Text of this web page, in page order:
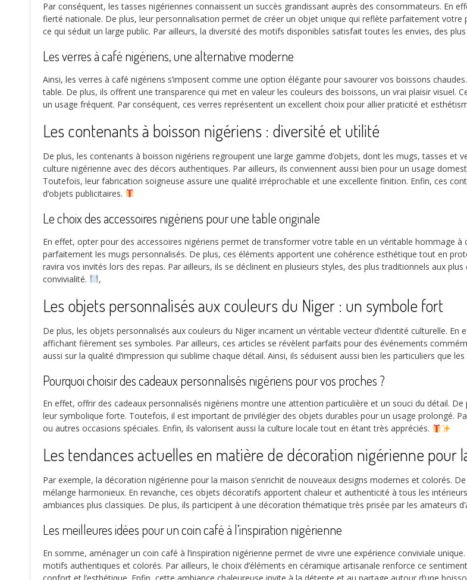
Par conséquent, les tasses nigériennes connaissent un succès grandissant auprès des consommateurs. En
fierté nationale. De plus, leur personnalisation permet de créer un objet unique qui reflète parfaitement
ce qui séduit un large public. Par ailleurs, la diversité des motifs disponibles satisfait toutes les envies, des
Les verres à café nigériens, une alternative moderne
Ainsi, les verres à café nigériens s’imposent comme une option élégante pour savourer vos boissons
table. De plus, ils offrent une transparence qui met en valeur les couleurs des boissons, un vrai plaisir visuel.
un usage fréquent. Par conséquent, ces verres représentent un excellent choix pour allier praticité et
Les contenants à boisson nigériens : diversité et utilité
De plus, les contenants à boisson nigériens regroupent une large gamme d’objets, dont les mugs, tasses et
culture nigérienne avec des décors authentiques. Par ailleurs, ils conviennent aussi bien pour un usage
Toutefois, leur fabrication soigneuse assure une qualité irréprochable et une excellente finition. Enfin, ces
d’objets publicitaires.
Le choix des accessoires nigériens pour une table originale
En effet, opter pour des accessoires nigériens permet de transformer votre table en un véritable hommage
parfaitement les mugs personnalisés. De plus, ces éléments apportent une cohérence esthétique tout en
ravira vos invités lors des repas. Par ailleurs, ils se déclinent en plusieurs styles, des plus traditionnels aux
convivialité.
,
Les objets personnalisés aux couleurs du Niger : un symbole fort
De plus, les objets personnalisés aux couleurs du Niger incarnent un véritable vecteur d’identité culturelle.
affichant fièrement ses symboles. Par ailleurs, ces articles se révèlent parfaits pour des événements
aussi sur la qualité d’impression qui sublime chaque détail. Ainsi, ils séduisent aussi bien les particuliers que
Pourquoi choisir des cadeaux personnalisés nigériens pour vos proches ?
En effet, offrir des cadeaux personnalisés nigériens montre une attention particulière et un souci du détail.
leur symbolique forte. Toutefois, il est important de privilégier des objets durables pour un usage prolongé.
ou autres occasions spéciales. Enfin, ils valorisent aussi la culture locale tout en étant très appréciés.
Les tendances actuelles en matière de décoration nigérienne pour
Par exemple, la décoration nigérienne pour la maison s’enrichit de nouveaux designs modernes et colorés.
mélange harmonieux. En revanche, ces objets décoratifs apportent chaleur et authenticité à tous les
ambiances plus classiques. De plus, ils participent à une décoration thématique très prisée par les amateurs
Les meilleures idées pour un coin café à l’inspiration nigérienne
En somme, aménager un coin café à l’inspiration nigérienne permet de vivre une expérience conviviale
motifs authentiques et colorés. Par ailleurs, le choix d’éléments en céramique artisanale renforce ce